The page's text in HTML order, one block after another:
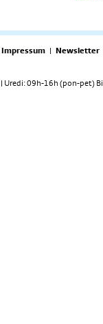
Impressum | Newsletter
Uredi: 09h-16h (pon-pet)